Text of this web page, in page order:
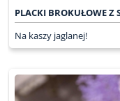
PLACKI BROKUŁOWE Z
Na kaszy jaglanej!